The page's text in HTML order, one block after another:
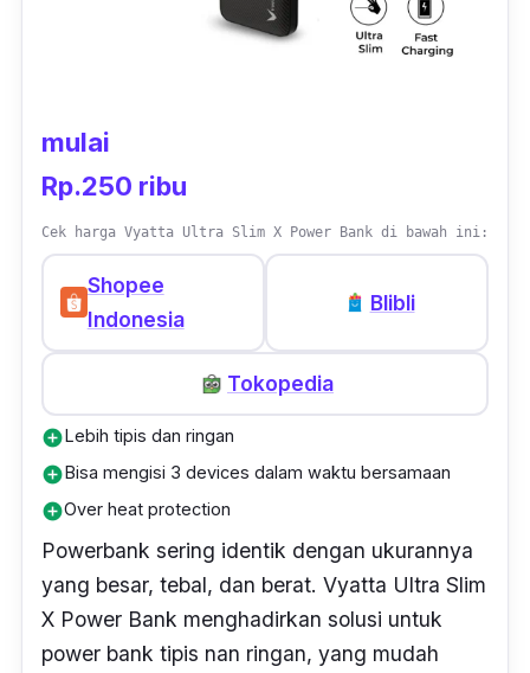
mulai
Rp.250 ribu
Cek harga Vyatta Ultra Slim X Power Bank di bawah ini:
Shopee
Indonesia
Blibli
Tokopedia
add_circleLebih tipis dan ringan
add_circleBisa mengisi 3 devices dalam waktu bersamaan
add_circleOver heat protection
Powerbank sering identik dengan ukurannya
yang besar, tebal, dan berat. Vyatta Ultra Slim
X Power Bank menghadirkan solusi untuk
power bank tipis nan ringan, yang mudah